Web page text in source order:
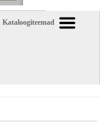
Kataloogiteemad